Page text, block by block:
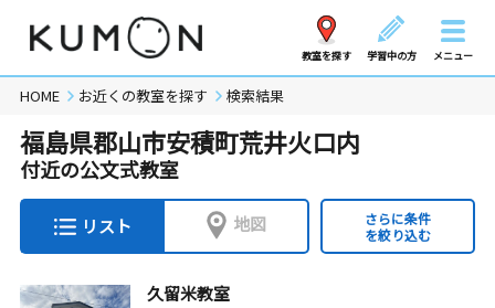
教室を探す 学習中の方 メニュー
HOME お近くの教室を探す 検索結果
福島県郡山市安積町荒井火口内
付近の公文式教室
リスト 地図
さらに条件
を絞り込む
久留米教室